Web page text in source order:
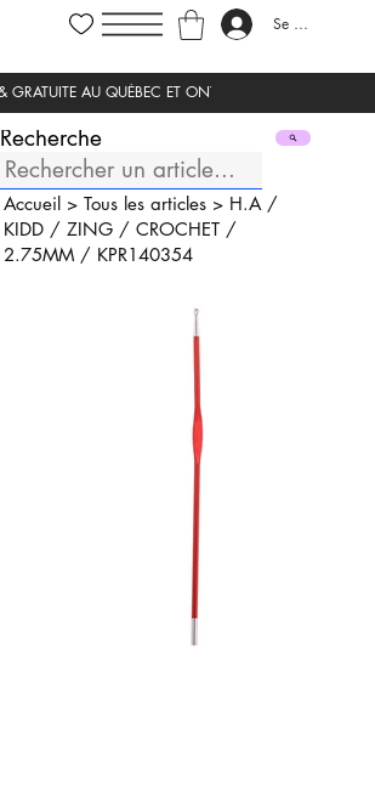
Se connecter
Recherche
Accueil> Tous les articles> H.A /
KIDD / ZING / CROCHET /
2.75MM / KPR140354